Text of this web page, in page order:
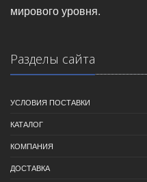
мирового уровня.
Разделы сайта
УСЛОВИЯ ПОСТАВКИ
КАТАЛОГ
КОМПАНИЯ
ДОСТАВКА